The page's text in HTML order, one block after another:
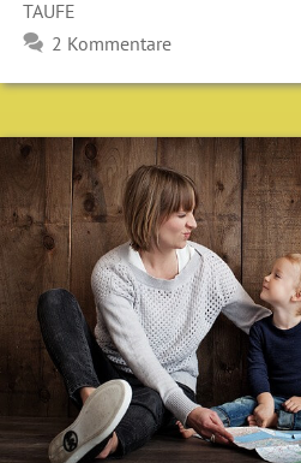
TAUFE
2 Kommentare